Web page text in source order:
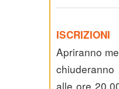
ISCRIZIONI
Apriranno
alle ore